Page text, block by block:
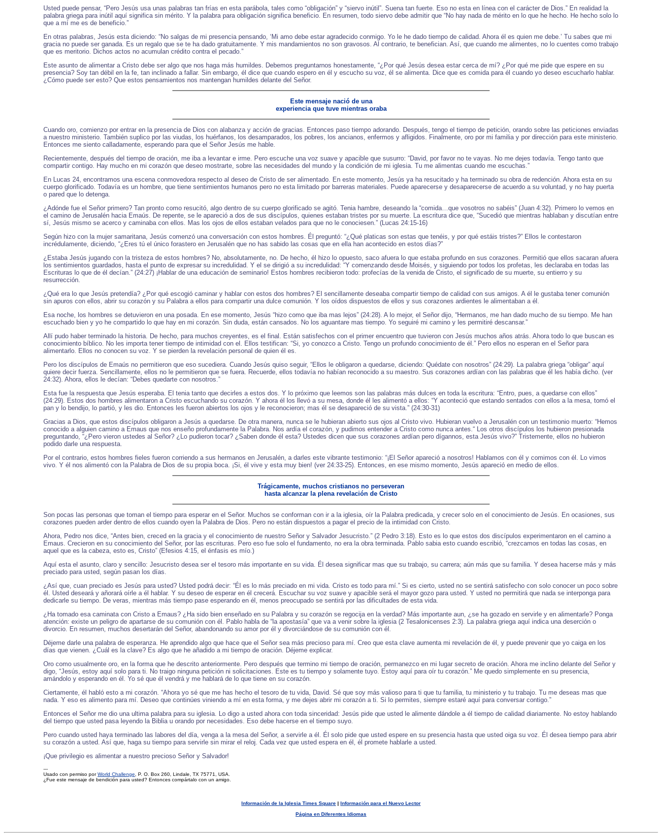
Usted puede pensar, “Pero Jesús usa unas palabras tan frías en esta parábola, tales como “obligación” y “siervo inútil”. Suena tan fuerte. Eso no esta en línea con el carácter de Dios.” En realidad la
palabra griega para inútil aquí significa sin mérito. Y la palabra para obligación significa beneficio. En resumen, todo siervo debe admitir que “No hay nada de mérito en lo que he hecho. He hecho solo lo
que a mí me es de beneficio.”
En otras palabras, Jesús esta diciendo: “No salgas de mi presencia pensando, ‘Mi amo debe estar agradecido conmigo. Yo le he dado tiempo de calidad. Ahora él es quien me debe.’ Tu sabes que mi
gracia no puede ser ganada. Es un regalo que se te ha dado gratuitamente. Y mis mandamientos no son gravosos. Al contrario, te benefician. Así, que cuando me alimentes, no lo cuentes como trabajo
que es meritorio. Dichos actos no acumulan crédito contra el pecado.”
Este asunto de alimentar a Cristo debe ser algo que nos haga más humildes. Debemos preguntarnos honestamente, “¿Por qué Jesús desea estar cerca de mí? ¿Por qué me pide que espere en su
presencia? Soy tan débil en la fe, tan inclinado a fallar. Sin embargo, él dice que cuando espero en él y escucho su voz, él se alimenta. Dice que es comida para él cuando yo deseo escucharlo hablar.
¿Cómo puede ser esto? Que estos pensamientos nos mantengan humildes delante del Señor.
Este mensaje nació de una
experiencia que tuve mientras oraba
Cuando oro, comienzo por entrar en la presencia de Dios con alabanza y acción de gracias. Entonces paso tiempo adorando. Después, tengo el tiempo de petición, orando sobre las peticiones enviadas
a nuestro ministerio. También suplico por las viudas, los huérfanos, los desamparados, los pobres, los ancianos, enfermos y afligidos. Finalmente, oro por mi familia y por dirección para este ministerio.
Entonces me siento calladamente, esperando para que el Señor Jesús me hable.
Recientemente, después del tiempo de oración, me iba a levantar e irme. Pero escuche una voz suave y apacible que susurro: “David, por favor no te vayas. No me dejes todavía. Tengo tanto que
compartir contigo. Hay mucho en mi corazón que deseo mostrarte, sobre las necesidades del mundo y la condición de mi iglesia. Tu me alimentas cuando me escuchas.”
En Lucas 24, encontramos una escena conmovedora respecto al deseo de Cristo de ser alimentado. En este momento, Jesús ya ha resucitado y ha terminado su obra de redención. Ahora esta en su
cuerpo glorificado. Todavía es un hombre, que tiene sentimientos humanos pero no esta limitado por barreras materiales. Puede aparecerse y desaparecerse de acuerdo a su voluntad, y no hay puerta
o pared que lo detenga.
¿Adónde fue el Señor primero? Tan pronto como resucitó, algo dentro de su cuerpo glorificado se agitó. Tenia hambre, deseando la “comida…que vosotros no sabéis” (Juan 4:32). Primero lo vemos en
el camino de Jerusalén hacia Emaús. De repente, se le apareció a dos de sus discípulos, quienes estaban tristes por su muerte. La escritura dice que, “Sucedió que mientras hablaban y discutían entre
sí, Jesús mismo se acerco y caminaba con ellos. Mas los ojos de ellos estaban velados para que no le conociesen.” (Lucas 24:15-16)
Según hizo con la mujer samaritana, Jesús comenzó una conversación con estos hombres. Él preguntó: “¿Qué platicas son estas que tenéis, y por qué estáis tristes?” Ellos le contestaron
incrédulamente, diciendo, “¿Eres tú el único forastero en Jerusalén que no has sabido las cosas que en ella han acontecido en estos días?”
¿Estaba Jesús jugando con la tristeza de estos hombres? No, absolutamente, no. De hecho, él hizo lo opuesto, saco afuera lo que estaba profundo en sus corazones. Permitió que ellos sacaran afuera
los sentimientos guardados, hasta el punto de expresar su incredulidad. Y el se dirigió a su incredulidad: “Y comenzando desde Moisés, y siguiendo por todos los profetas, les declaraba en todas las
Escrituras lo que de él decían.” (24:27) ¡Hablar de una educación de seminario! Estos hombres recibieron todo: profecías de la venida de Cristo, el significado de su muerte, su entierro y su
resurrección.
¿Qué era lo que Jesús pretendía? ¿Por qué escogió caminar y hablar con estos dos hombres? El sencillamente deseaba compartir tiempo de calidad con sus amigos. A él le gustaba tener comunión
sin apuros con ellos, abrir su corazón y su Palabra a ellos para compartir una dulce comunión. Y los oídos dispuestos de ellos y sus corazones ardientes le alimentaban a él.
Esa noche, los hombres se detuvieron en una posada. En ese momento, Jesús “hizo como que iba mas lejos” (24:28). A lo mejor, el Señor dijo, “Hermanos, me han dado mucho de su tiempo. Me han
escuchado bien y yo he compartido lo que hay en mi corazón. Sin duda, están cansados. No los aguantare mas tiempo. Yo seguiré mi camino y les permitiré descansar.”
Allí pudo haber terminado la historia. De hecho, para muchos creyentes, es el final. Están satisfechos con el primer encuentro que tuvieron con Jesús muchos años atrás. Ahora todo lo que buscan es
conocimiento bíblico. No les importa tener tiempo de intimidad con el. Ellos testifican: “Si, yo conozco a Cristo. Tengo un profundo conocimiento de él.” Pero ellos no esperan en el Señor para
alimentarlo. Ellos no conocen su voz. Y se pierden la revelación personal de quien él es.
Pero los discípulos de Emaús no permitieron que eso sucediera. Cuando Jesús quiso seguir, “Ellos le obligaron a quedarse, diciendo: Quédate con nosotros” (24:29). La palabra griega “obligar” aquí
quiere decir fuerza. Sencillamente, ellos no le permitieron que se fuera. Recuerde, ellos todavía no habían reconocido a su maestro. Sus corazones ardían con las palabras que él les había dicho. (ver
24:32). Ahora, ellos le decían: “Debes quedarte con nosotros.”
Esta fue la respuesta que Jesús esperaba. El tenia tanto que decirles a estos dos. Y lo próximo que leemos son las palabras más dulces en toda la escritura: “Entro, pues, a quedarse con ellos”
(24:29). Estos dos hombres alimentaron a Cristo escuchando su corazón. Y ahora él los llevó a su mesa, donde él les alimentó a ellos: “Y aconteció que estando sentados con ellos a la mesa, tomó el
pan y lo bendijo, lo partió, y les dio. Entonces les fueron abiertos los ojos y le reconocieron; mas él se desapareció de su vista.” (24:30-31)
Gracias a Dios, que estos discípulos obligaron a Jesús a quedarse. De otra manera, nunca se le hubieran abierto sus ojos al Cristo vivo. Hubieran vuelvo a Jerusalén con un testimonio muerto: “Hemos
conocido a alguien camino a Emaus que nos enseño profundamente la Palabra. Nos ardía el corazón, y pudimos entender a Cristo como nunca antes.“ Los otros discípulos los hubieron presionada
preguntando, “¿Pero vieron ustedes al Señor? ¿Lo pudieron tocar? ¿Saben donde él esta? Ustedes dicen que sus corazones ardían pero dígannos, esta Jesús vivo?” Tristemente, ellos no hubieron
podido darle una respuesta.
Por el contrario, estos hombres fieles fueron corriendo a sus hermanos en Jerusalén, a darles este vibrante testimonio: “¡El Señor apareció a nosotros! Hablamos con él y comimos con él. Lo vimos
vivo. Y él nos alimentó con la Palabra de Dios de su propia boca. ¡Si, él vive y esta muy bien! (ver 24:33-25). Entonces, en ese mismo momento, Jesús apareció en medio de ellos.
Trágicamente, muchos cristianos no perseveran
hasta alcanzar la plena revelación de Cristo
Son pocas las personas que toman el tiempo para esperar en el Señor. Muchos se conforman con ir a la iglesia, oír la Palabra predicada, y crecer solo en el conocimiento de Jesús. En ocasiones, sus
corazones pueden arder dentro de ellos cuando oyen la Palabra de Dios. Pero no están dispuestos a pagar el precio de la intimidad con Cristo.
Ahora, Pedro nos dice, “Antes bien, creced en la gracia y el conocimiento de nuestro Señor y Salvador Jesucristo.” (2 Pedro 3:18). Esto es lo que estos dos discípulos experimentaron en el camino a
Emaus. Crecieron en su conocimiento del Señor, por las escrituras. Pero eso fue solo el fundamento, no era la obra terminada. Pablo sabia esto cuando escribió, “crezcamos en todas las cosas, en
aquel que es la cabeza, esto es, Cristo” (Efesios 4:15, el énfasis es mío.)
Aquí esta el asunto, claro y sencillo: Jesucristo desea ser el tesoro más importante en su vida. Él desea significar mas que su trabajo, su carrera; aún más que su familia. Y desea hacerse más y más
preciado para usted, según pasan los días.
¿Así que, cuan preciado es Jesús para usted? Usted podrá decir: “Él es lo más preciado en mi vida. Cristo es todo para mí.” Si es cierto, usted no se sentirá satisfecho con solo conocer un poco sobre
él. Usted deseará y añorará oírle a él hablar. Y su deseo de esperar en él crecerá. Escuchar su voz suave y apacible será el mayor gozo para usted. Y usted no permitirá que nada se interponga para
dedicarle su tiempo. De veras, mientras más tiempo pase esperando en él, menos preocupado se sentirá por las dificultades de esta vida.
¿Ha tomado esa caminata con Cristo a Emaus? ¿Ha sido bien enseñado en su Palabra y su corazón se regocija en la verdad? Más importante aun, ¿se ha gozado en servirle y en alimentarle? Ponga
atención: existe un peligro de apartarse de su comunión con él. Pablo habla de “la apostasía” que va a venir sobre la iglesia (2 Tesalonicenses 2:3). La palabra griega aquí indica una deserción o
divorcio. En resumen, muchos desertarán del Señor, abandonando su amor por él y divorciándose de su comunión con él.
Déjeme darle una palabra de esperanza. He aprendido algo que hace que el Señor sea más precioso para mí. Creo que esta clave aumenta mi revelación de él, y puede prevenir que yo caiga en los
días que vienen. ¿Cuál es la clave? Es algo que he añadido a mi tiempo de oración. Déjeme explicar.
Oro como usualmente oro, en la forma que he descrito anteriormente. Pero después que termino mi tiempo de oración, permanezco en mi lugar secreto de oración. Ahora me inclino delante del Señor y
digo, “Jesús, estoy aquí solo para ti. No traigo ninguna petición ni solicitaciones. Este es tu tiempo y solamente tuyo. Estoy aquí para oír tu corazón.” Me quedo simplemente en su presencia,
amándolo y esperando en él. Yo sé que él vendrá y me hablará de lo que tiene en su corazón.
Ciertamente, él habló esto a mi corazón. “Ahora yo sé que me has hecho el tesoro de tu vida, David. Sé que soy más valioso para ti que tu familia, tu ministerio y tu trabajo. Tu me deseas mas que
nada. Y eso es alimento para mí. Deseo que continúes viniendo a mí en esta forma, y me dejes abrir mi corazón a ti. Si lo permites, siempre estaré aquí para conversar contigo.”
Entonces el Señor me dio una ultima palabra para su iglesia. Lo digo a usted ahora con toda sinceridad: Jesús pide que usted le alimente dándole a él tiempo de calidad diariamente. No estoy hablando
del tiempo que usted pasa leyendo la Biblia u orando por necesidades. Eso debe hacerse en el tiempo suyo.
Pero cuando usted haya terminado las labores del día, venga a la mesa del Señor, a servirle a él. Él solo pide que usted espere en su presencia hasta que usted oiga su voz. Él desea tiempo para abrir
su corazón a usted. Así que, haga su tiempo para servirle sin mirar el reloj. Cada vez que usted espera en él, él promete hablarle a usted.
¡Que privilegio es alimentar a nuestro precioso Señor y Salvador!
---
Usado con permiso porWorld Challenge, P. O. Box 260, Lindale, TX 75771, USA.
¿Fue este mensaje de bendición para usted? Entonces compártalo con un amigo.
Información de la Iglesia Times Square
Información para el Nuevo Lector
Página en Diferentes Idiomas